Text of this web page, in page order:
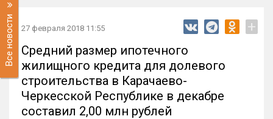
Все новости 27 февраля 2018 11:55 +
Средний размер ипотечного
жилищного кредита для долевого
строительства в Карачаево-
Черкесской Республике в декабре
составил 2,00 млн рублей